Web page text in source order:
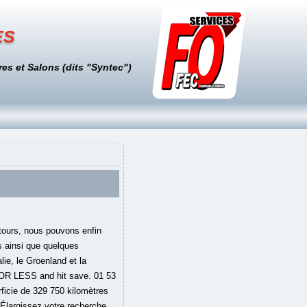
et Salons (dits "Syntec")
Kuching, Malaysia. L'Indonésie appelle l'île Kalimantan. Le territoire de Bornéo est partagé entre trois États souverains: le Brunei et la Malaisie au nord, et l'Indonésie au sud. 232 avis. L’île est bordée par la mer de Chine méridionale au nord-ouest, la mer de Sulu au nord-est et […] C’est toujours un truc qu’il vaut mieux emporter avec soi quand on part dans un pays qu’on ne connait pas : une carte ! Elle possède une grande diversité de parcs nationaux dont le Kerinci-Seblat, ses sentiers traversent la jungle. RTSinfo vous propose une série spéciale sur l'île de Bornéo, l'un des écosystèmes les plus riches du monde qui disparaît peu à peu. Bornéo est situé au sud-est de la Malaisie dans la l' archipel malais . borneo carte - Info. Voyage sur mesure et authentique à prix raisonnable! Coupon code promo valable exclusivement sur Monde du Voyage jusqu'au 03/02/2021. Monde du Voyage vous informe sur la destination Bornéo. Découvrez les offres de voyages Bornéo de Voyageurs du Monde, l'agence de voyage sur mesure spécialiste des circuits, séjours, autotours, week-ends. Elle est peuplée d'environ 20 millions d'habitants. Demande de devis personnalisé. Voyage de 15 jours à Bornéo à la découverte du parc de Bako et des singes Nasiques. Carte Bornéo. Avec une superficie de plus de 743 000 km2, l’île de Bornéo — située dans les grandes îles de la Sonde — est la 4e plus grande île du monde, après l’Australie, le Groenland et la Nouvelle-Guinée. Asie 2,315 . Loin des clichés et des endroits touristiques habituels, BORNÉO À LA CARTE s’engage à vous faire découvrir les charmes de cette énigmatique partie du monde. BORNÉO À LA CARTE - Votre spécialiste du Sarawak pour un ... Hôtel Bornéo: Location de vacances Bornéo: Location de voiture Bornéo: Monde du Voyage. Nous avons reporté toutes nos dépenses afin de vous fournir l